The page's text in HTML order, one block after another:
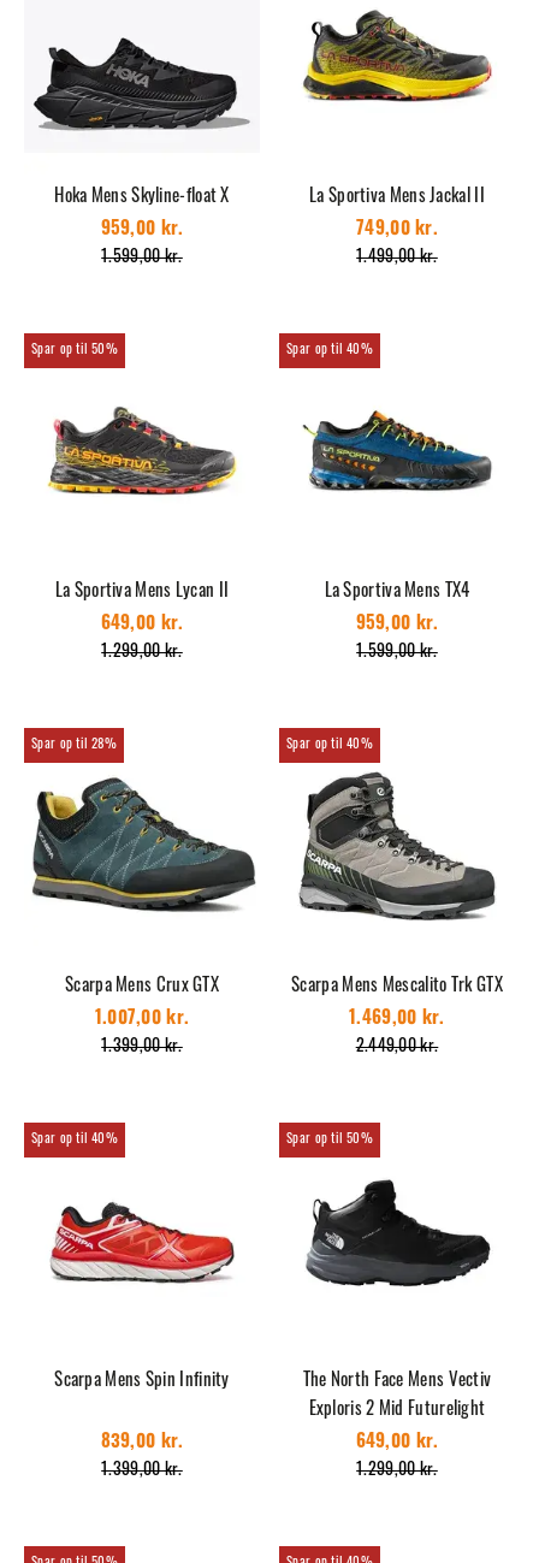
Hoka Mens Skyline-float X
1.599,00 kr.
959,00 kr.
La Sportiva Mens Jackal II
1.499,00 kr.
749,00 kr.
50%
La Sportiva Mens Lycan II
1.299,00 kr.
649,00 kr.
40%
La Sportiva Mens TX4
1.599,00 kr.
959,00 kr.
28%
Scarpa Mens Crux GTX
1.399,00 kr.
1.007,00 kr.
40%
Scarpa Mens Mescalito Trk GTX
2.449,00 kr.
1.469,00 kr.
40%
Scarpa Mens Spin Infinity
1.399,00 kr.
839,00 kr.
50%
The North Face Mens Vectiv
Exploris 2 Mid Futurelight
1.299,00 kr.
649,00 kr.